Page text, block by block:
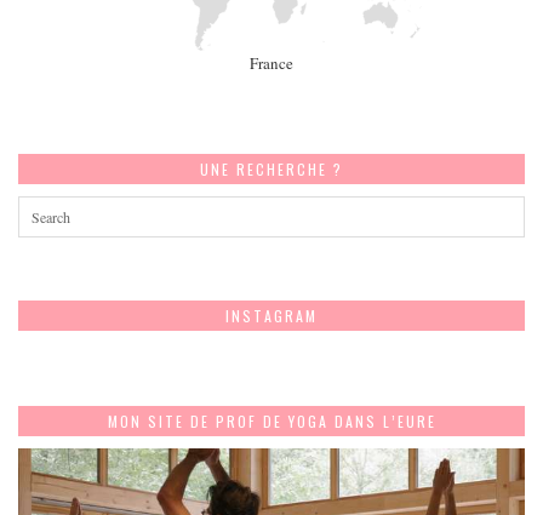
France
UNE RECHERCHE ?
INSTAGRAM
MON SITE DE PROF DE YOGA DANS L’EURE